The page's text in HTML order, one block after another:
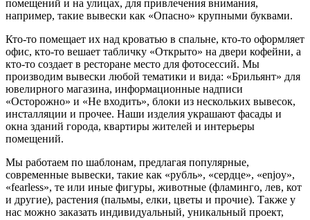
помещений и на улицах, для привлечения внимания,
например, такие вывески как «Опасно» крупными буквами.
Кто-то помещает их над кроватью в спальне, кто-то оформляет
офис, кто-то вешает табличку «Открыто» на двери кофейни, а
кто-то создает в ресторане место для фотосессий. Мы
производим вывески любой тематики и вида: «Брильянт» для
ювелирного магазина, информационные надписи
«Осторожно» и «Не входить», блоки из нескольких вывесок,
инсталляции и прочее. Наши изделия украшают фасады и
окна зданий города, квартиры жителей и интерьеры
помещений.
Мы работаем по шаблонам, предлагая популярные,
современные вывески, такие как «рубль», «сердце», «enjoy»,
«fearless», те или иные фигуры, животные (фламинго, лев, кот
и другие), растения (пальмы, елки, цветы и прочие). Также у
нас можно заказать индивидуальный, уникальный проект,